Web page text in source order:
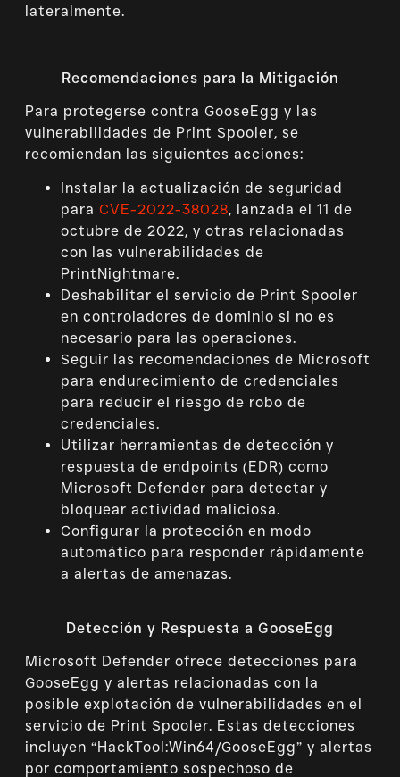
lateralmente.
Recomendaciones para la Mitigación
Para protegerse contra GooseEgg y las
vulnerabilidades de Print Spooler, se
recomiendan las siguientes acciones:
Instalar la actualización de seguridad
paraCVE-2022-38028, lanzada el 11 de
octubre de 2022, y otras relacionadas
con las vulnerabilidades de
PrintNightmare.
Deshabilitar el servicio de Print Spooler
en controladores de dominio si no es
necesario para las operaciones.
Seguir las recomendaciones de Microsoft
para endurecimiento de credenciales
para reducir el riesgo de robo de
credenciales.
Utilizar herramientas de detección y
respuesta de endpoints (EDR) como
Microsoft Defender para detectar y
bloquear actividad maliciosa.
Configurar la protección en modo
automático para responder rápidamente
a alertas de amenazas.
Detección y Respuesta a GooseEgg
Microsoft Defender ofrece detecciones para
GooseEgg y alertas relacionadas con la
posible explotación de vulnerabilidades en el
servicio de Print Spooler. Estas detecciones
incluyen “HackTool:Win64/GooseEgg” y alertas
por comportamiento sospechoso de